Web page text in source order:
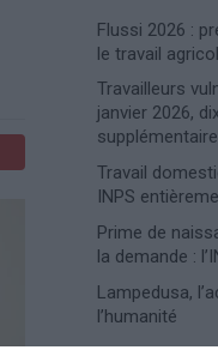
Flussi 2026 :
le travail
Travailleurs
janvier 2026,
Travail
INPS
Prime de
la demande :
Lampedusa,
l’humanité